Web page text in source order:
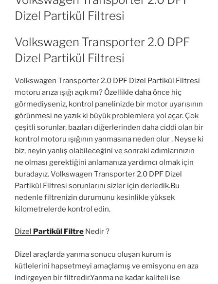
Dizel Partikül Filtresi
Volkswagen Transporter 2.0 DPF
Dizel Partikül Filtresi
Volkswagen Transporter 2.0 DPF Dizel Partikül Filtresi
motoru arıza ışığı açık mı? Özellikle daha önce hiç
görmediyseniz, kontrol panelinizde bir motor uyarısının
görünmesi ne yazık ki büyük problemlere yol açar. Çok
çeşitli sorunlar, bazıları diğerlerinden daha ciddi olan bir
kontrol motoru ışığının yanmasına neden olur . Neyse ki
biz, neyin yanlış olabileceğini ve sonraki adımlarınızın
ne olması gerektiğini anlamanıza yardımcı olmak için
buradayız. Volkswagen Transporter 2.0 DPF Dizel
Partikül Filtresi sorunlarını sizler için derledik.Bu
nedenle filtrenizin durumunu kesinlikle yüksek
kilometrelerde kontrol edin.
Dizel Partikül Filtre Nedir ?
Dizel araçlarda yanma sonucu oluşan kurum is
kütlelerini hapsetmeyi amaçlamış ve emisyonu en aza
indirgeyen bir filtredir.Yanma ne kadar kaliteli ise